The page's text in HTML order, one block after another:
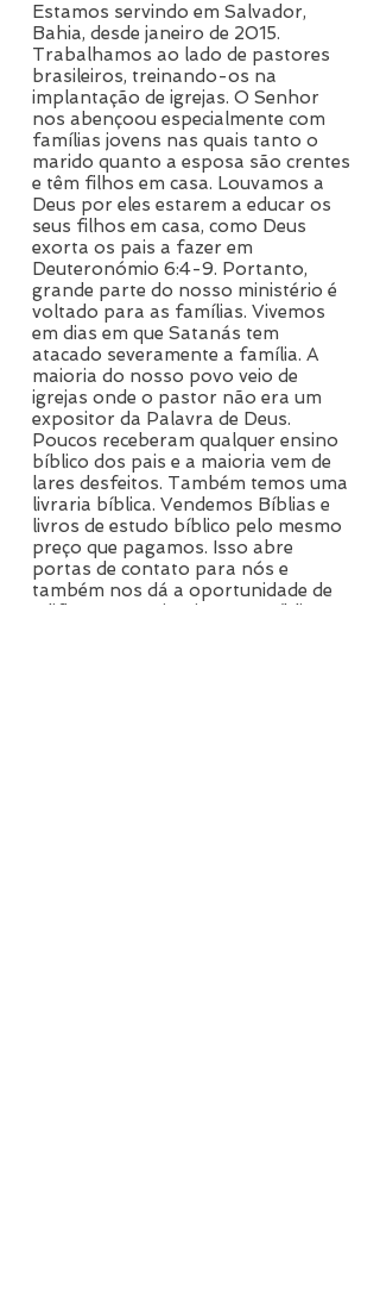
Estamos servindo em Salvador,
Bahia, desde janeiro de 2015.
Trabalhamos ao lado de pastores
brasileiros, treinando-os na
implantação de igrejas. O Senhor
nos abençoou especialmente com
famílias jovens nas quais tanto o
marido quanto a esposa são crentes
e têm filhos em casa. Louvamos a
Deus por eles estarem a educar os
seus filhos em casa, como Deus
exorta os pais a fazer em
Deuteronómio 6:4-9. Portanto,
grande parte do nosso ministério é
voltado para as famílias. Vivemos
em dias em que Satanás tem
atacado severamente a família. A
maioria do nosso povo veio de
igrejas onde o pastor não era um
expositor da Palavra de Deus.
Poucos receberam qualquer ensino
bíblico dos pais e a maioria vem de
lares desfeitos. Também temos uma
livraria bíblica. Vendemos Bíblias e
livros de estudo bíblico pelo mesmo
preço que pagamos. Isso abre
portas de contato para nós e
também nos dá a oportunidade de
edificar outras igrejas com Bíblias e